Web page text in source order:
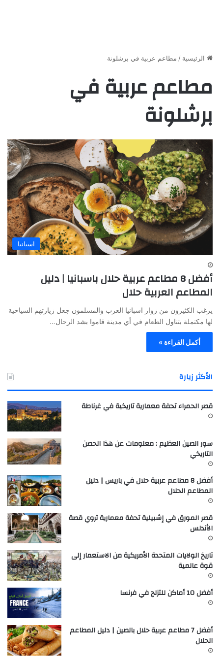
الرئيسية / مطاعم عربية في برشلونة
مطاعم عربية في
برشلونة
اسبانيا
أفضل 8 مطاعم عربية حلال باسبانيا | دليل
المطاعم العربية حلال
يرغب الكثيرون من زوار اسبانيا العرب والمسلمون جعل زيارتهم السياحية
لها مكتملة بتناول الطعام في أي مدينة قاموا بشد الرحال…
أكمل القراءة »
الأكثر زيارة
قصر الحمراء تحفة معمارية تاريخية في غرناطة
سور الصين العظيم : معلومات عن هذا الحصن
التاريخي
أفضل 8 مطاعم عربية حلال في باريس | دليل
المطاعم الحلال
قصر المورق في إشبيلية تحفة معمارية تروي قصة
الأندلس
تاريخ الولايات المتحدة الأمريكية من الاستعمار إلى
قوة عالمية
أفضل 10 أماكن للتزلج في فرنسا
أفضل 7 مطاعم عربية حلال بالصين | دليل المطاعم
الحلال